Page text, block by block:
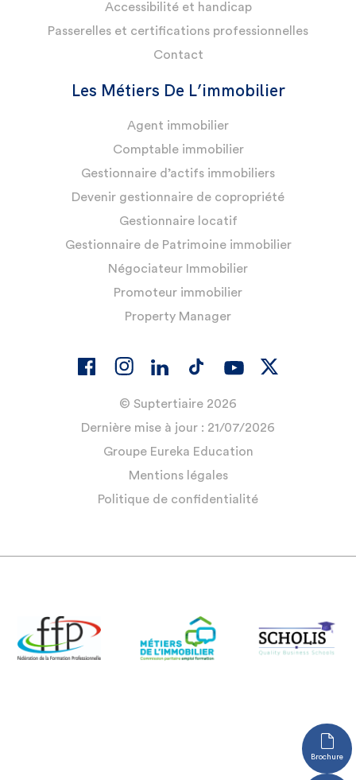
Accessibilité et handicap
Passerelles et certifications professionnelles
Contact
Les Métiers De L’immobilier
Agent immobilier
Comptable immobilier
Gestionnaire d’actifs immobiliers
Devenir gestionnaire de copropriété
Gestionnaire locatif
Gestionnaire de Patrimoine immobilier
Négociateur Immobilier
Promoteur immobilier
Property Manager
© Suptertiaire 2026
Dernière mise à jour : 21/07/2026
Groupe Eureka Education
Mentions légales
Politique de confidentialité
Brochure